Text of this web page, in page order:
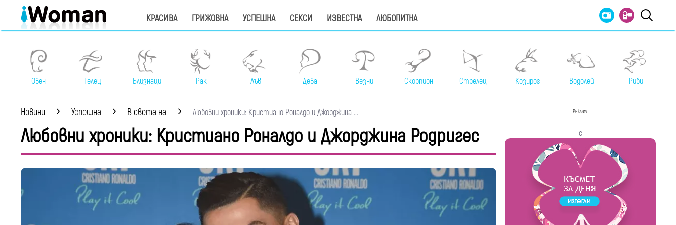
КРАСИВА ГРИЖОВНА УСПЕШНА СЕКСИ ИЗВЕСТНА ЛЮБОПИТНА
Овен Телец Близнаци Рак Лъв Дева Везни Скорпион Стрелец Козирог Водолей Риби
Новини Успешна В света на Любовни хроники: Кристиано Роналдо и Джорджина ...
Любовни хроники: Кристиано Роналдо и Джорджина Родригес
Реклама
с